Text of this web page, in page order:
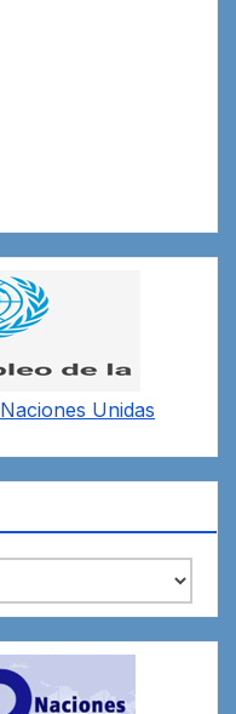
Naciones Unidas